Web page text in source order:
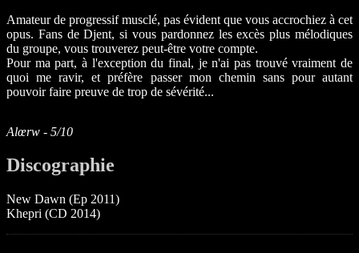
Amateur de progressif musclé, pas évident que vous accrochiez à cet
opus. Fans de Djent, si vous pardonnez les excès plus mélodiques
du groupe, vous trouverez peut-être votre compte.
Pour ma part, à l'exception du final, je n'ai pas trouvé vraiment de
quoi me ravir, et préfère passer mon chemin sans pour autant
pouvoir faire preuve de trop de sévérité...
Alœrw - 5/10
Discographie
New Dawn (Ep 2011)
Khepri (CD 2014)